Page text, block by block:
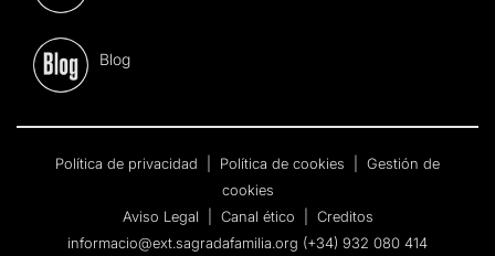
Blog
Política de privacidad Política de cookies
Gestión de
cookies
Aviso Legal
Canal ético
Creditos
informacio@ext.sagradafamilia.org (+34) 932 080 414